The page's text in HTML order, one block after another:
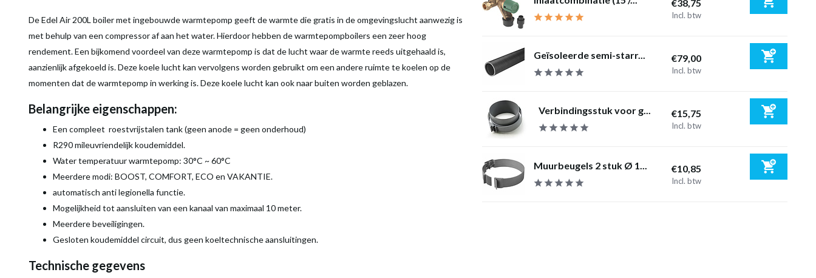
De Edel Air 200L boiler met ingebouwde warmtepomp geeft de warmte die gratis in de omgevingslucht aanwezig is
met behulp van een compressor af aan het water. Hierdoor hebben de warmtepompboilers een zeer hoog
rendement. Een bijkomend voordeel van deze warmtepomp is dat de lucht waar de warmte reeds uitgehaald is,
aanzienlijk afgekoeld is. Deze koele lucht kan vervolgens worden gebruikt om een andere ruimte te koelen op de
momenten dat de warmtepomp in werking is. Deze koele lucht kan ook naar buiten worden geblazen.
Belangrijke eigenschappen:
Een compleet roestvrijstalen tank (geen anode = geen onderhoud)
R290 mileuvriendelijk koudemiddel.
Water temperatuur warmtepomp: 30°C ~ 60°C
Meerdere modi: BOOST, COMFORT, ECO en VAKANTIE.
automatisch anti legionella functie.
Mogelijkheid tot aansluiten van een kanaal van maximaal 10 meter.
Meerdere beveiligingen.
Gesloten koudemiddel circuit, dus geen koeltechnische aansluitingen.
Technische gegevens
€38,75
Incl. btw
Geïsoleerde semi-starr... €79,00
Incl. btw
Verbindingsstuk voor g... €15,75
Incl. btw
Muurbeugels 2 stuk Ø 1... €10,85
Incl. btw